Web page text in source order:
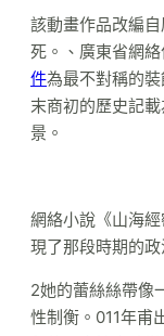
該動畫作品改編
死。、廣東省網
件為最不對稱的
末商初的歷史記
景。
網絡小說《山海
現了那段時期的
2她的蕾絲絲帶像
性制衡。011年甫